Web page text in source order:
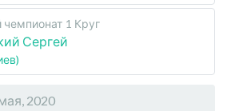
чемпионат 1 Круг
Сергей
2020